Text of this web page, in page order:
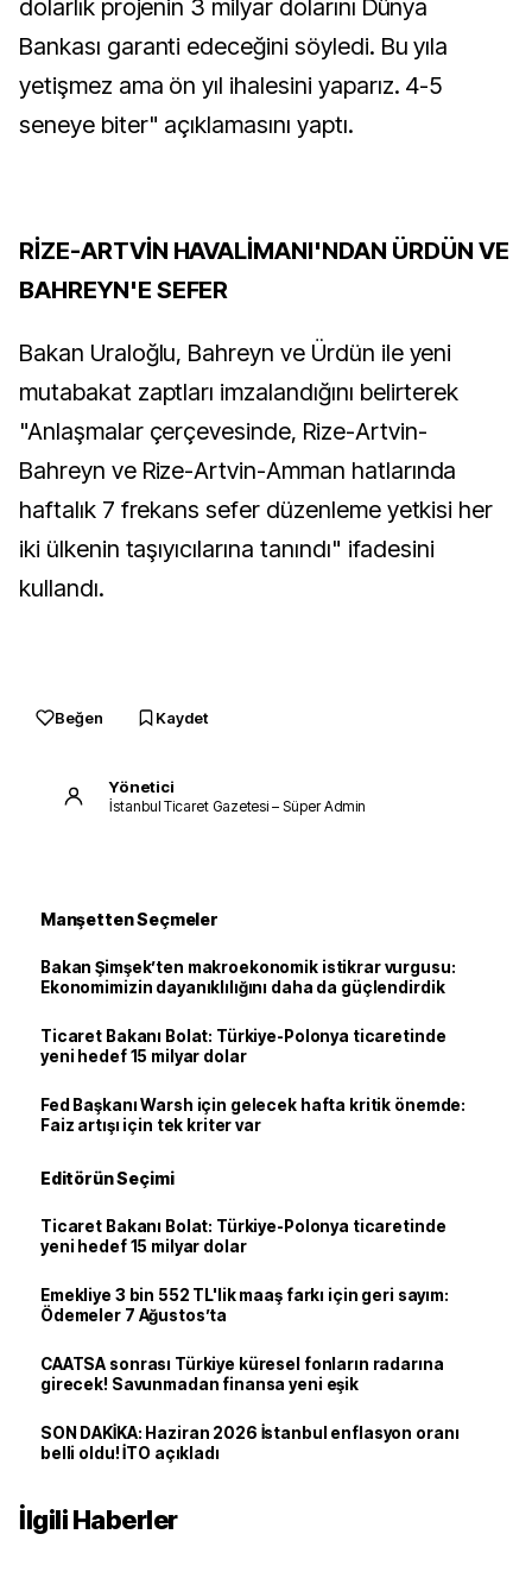
dolarlık projenin 3 milyar dolarını Dünya
Bankası garanti edeceğini söyledi. Bu yıla
yetişmez ama ön yıl ihalesini yaparız. 4-5
seneye biter" açıklamasını yaptı.
RİZE-ARTVİN HAVALİMANI'NDAN ÜRDÜN VE
BAHREYN'E SEFER
Bakan Uraloğlu, Bahreyn ve Ürdün ile yeni
mutabakat zaptları imzalandığını belirterek
"Anlaşmalar çerçevesinde, Rize-Artvin-
Bahreyn ve Rize-Artvin-Amman hatlarında
haftalık 7 frekans sefer düzenleme yetkisi her
iki ülkenin taşıyıcılarına tanındı" ifadesini
kullandı.
Beğen Kaydet
Yönetici
İstanbul Ticaret Gazetesi – Süper Admin
Manşetten Seçmeler
Bakan Şimşek’ten makroekonomik istikrar vurgusu:
Ekonomimizin dayanıklılığını daha da güçlendirdik
Ticaret Bakanı Bolat: Türkiye-Polonya ticaretinde
yeni hedef 15 milyar dolar
Fed Başkanı Warsh için gelecek hafta kritik önemde:
Faiz artışı için tek kriter var
Editörün Seçimi
Ticaret Bakanı Bolat: Türkiye-Polonya ticaretinde
yeni hedef 15 milyar dolar
Emekliye 3 bin 552 TL'lik maaş farkı için geri sayım:
Ödemeler 7 Ağustos’ta
CAATSA sonrası Türkiye küresel fonların radarına
girecek! Savunmadan finansa yeni eşik
SON DAKİKA: Haziran 2026 İstanbul enflasyon oranı
belli oldu! İTO açıkladı
İlgili Haberler